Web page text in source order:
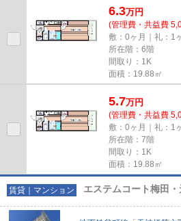
6.3万円
(管理費・共益費
敷：0ヶ月｜礼：1
所在階：6階
間取り：1K
面積：19.88㎡
5.7万円
(管理費・共益費
敷：0ヶ月｜礼：1
所在階：7階
間取り：1K
面積：19.88㎡
賃貸｜マンション エステムコート梅田